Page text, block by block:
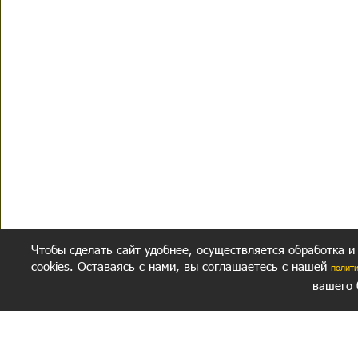
Чтобы сделать сайт удобнее, осуществляется обработка
cookies. Оставаясь с нами, вы соглашаетесь с нашей
вашего